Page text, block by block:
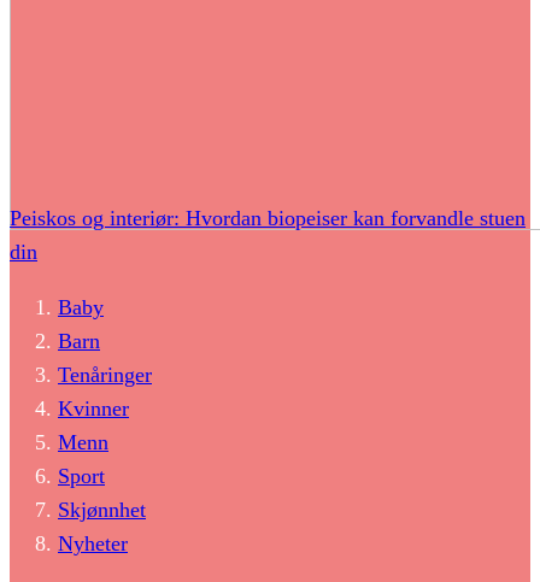
Peiskos og interiør: Hvordan biopeiser kan forvandle stuen
din
Baby
Barn
Tenåringer
Kvinner
Menn
Sport
Skjønnhet
Nyheter